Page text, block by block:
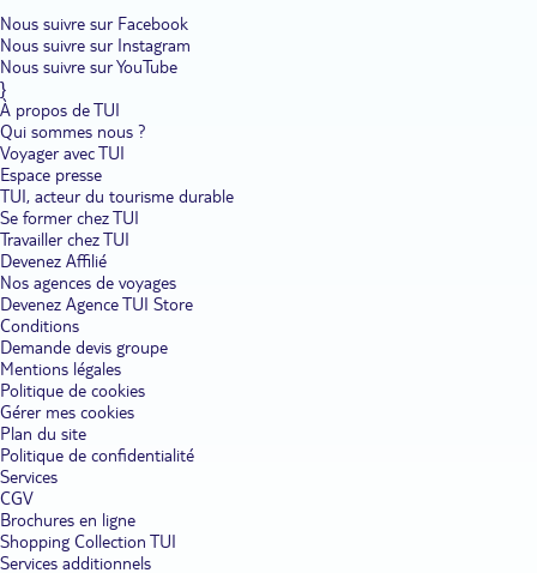
Nous suivre sur Facebook
Nous suivre sur Instagram
Nous suivre sur YouTube
}
À propos de TUI
Qui sommes nous ?
Voyager avec TUI
Espace presse
TUI, acteur du tourisme durable
Se former chez TUI
Travailler chez TUI
Devenez Affilié
Nos agences de voyages
Devenez Agence TUI Store
Conditions
Demande devis groupe
Mentions légales
Politique de cookies
Gérer mes cookies
Plan du site
Politique de confidentialité
Services
CGV
Brochures en ligne
Shopping Collection TUI
Services additionnels